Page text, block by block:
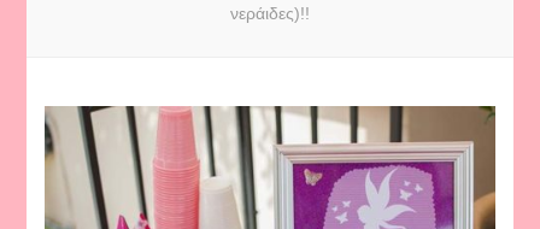
νεράιδες)!!